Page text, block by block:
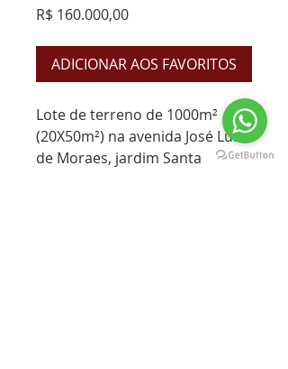
R$ 160.000,00Preço
ADICIONAR AOS FAVORITOS
Lote de terreno de 1000m²
(20X50m²) na avenida José Luiz
de Moraes, jardim Santa